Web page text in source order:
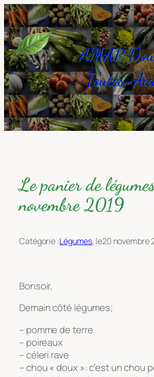
Aller
au
contenu
AMAP
Toutes-
Le panier de
novembre 2019
Catégorie :Légumes, le20 novembre
Bonsoir,
Demain côté légumes;
– pomme de terre
– poireaux
– céleri rave
– chou « doux »: c’est un chou